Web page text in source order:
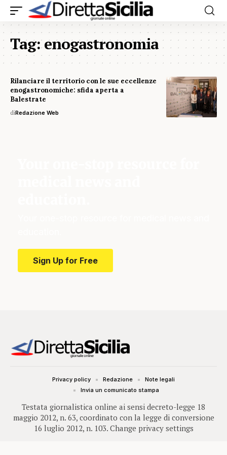
Tag:enogastronomia
Rilanciare il territorio con le sue eccellenze
enogastronomiche: sfida aperta a
Balestrate
diRedazione Web
Sign Up for Free
Testata giornalistica online ai sensi decreto-legge 18
maggio 2012, n. 63, coordinato con la legge di conversione
16 luglio 2012, n. 103. Change privacy settings
Privacy policy Redazione
Note legali
Invia un comunicato stampa